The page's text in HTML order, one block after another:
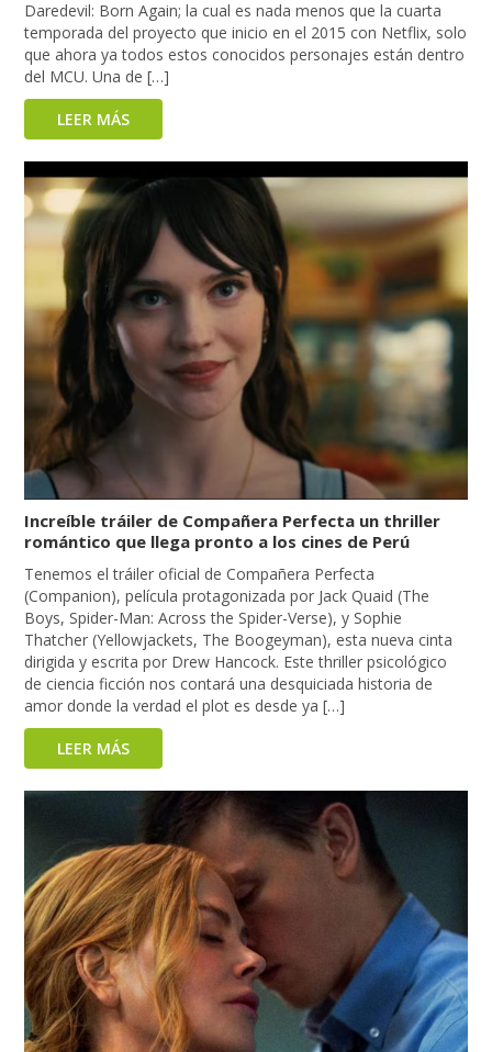
Daredevil: Born Again; la cual es nada menos que la cuarta
temporada del proyecto que inicio en el 2015 con Netflix, solo
que ahora ya todos estos conocidos personajes están dentro
del MCU. Una de […]
LEER MÁS
Increíble tráiler de Compañera Perfecta un thriller
romántico que llega pronto a los cines de Perú
Tenemos el tráiler oficial de Compañera Perfecta
(Companion), película protagonizada por Jack Quaid (The
Boys, Spider-Man: Across the Spider-Verse), y Sophie
Thatcher (Yellowjackets, The Boogeyman), esta nueva cinta
dirigida y escrita por Drew Hancock. Este thriller psicológico
de ciencia ficción nos contará una desquiciada historia de
amor donde la verdad el plot es desde ya […]
LEER MÁS